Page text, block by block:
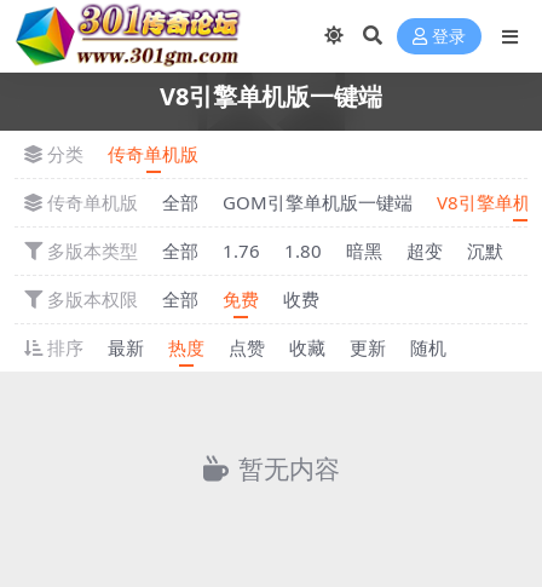
登录
V8引擎单机版一键端
分类
传奇单机版
传奇单机版
全部 GOM引擎单机版一键端
V8引擎单机
多版本类型
全部 1.76 1.80 暗黑 超变 沉默
多版本权限
全部 免费
收费
排序
最新 热度 点赞 收藏 更新 随机
暂无内容